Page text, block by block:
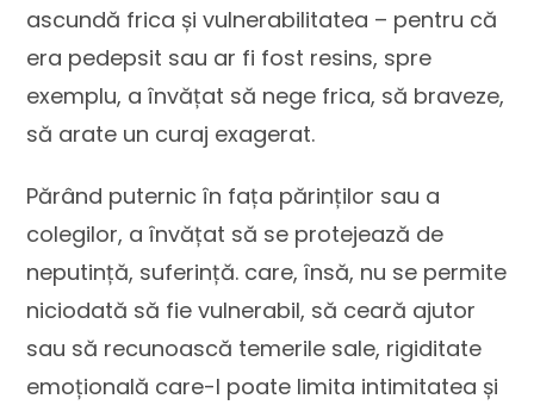
ascundă frica și vulnerabilitatea – pentru că
era pedepsit sau ar fi fost resins, spre
exemplu, a învățat să nege frica, să braveze,
să arate un curaj exagerat.
Părând puternic în fața părinților sau a
colegilor, a învățat să se protejează de
neputință, suferință. care, însă, nu se permite
niciodată să fie vulnerabil, să ceară ajutor
sau să recunoască temerile sale, rigiditate
emoțională care-I poate limita intimitatea și